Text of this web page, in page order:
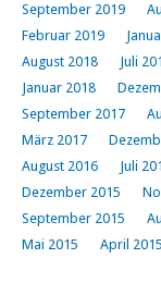
September 2019
Februar 2019
August 2018
Juli
Januar 2018
September 2017
März 2017
August 2016
Juli
Dezember 2015
September 2015
Mai 2015
April 2015